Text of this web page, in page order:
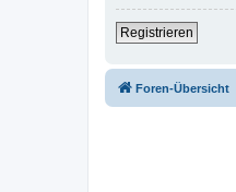
Registrieren
Foren-Übersicht